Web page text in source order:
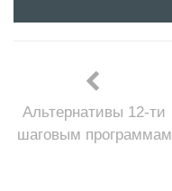
Альтернативы 12-ти
шаговым программам